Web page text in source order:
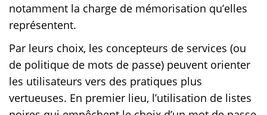
notamment la charge de mémorisation qu’elles
représentent.
Par leurs choix, les concepteurs de services (ou
de politique de mots de passe) peuvent orienter
les utilisateurs vers des pratiques plus
vertueuses. En premier lieu, l’utilisation de listes